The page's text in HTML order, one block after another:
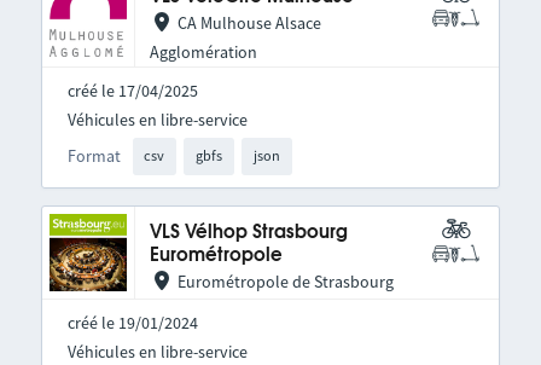
CA Mulhouse Alsace
Agglomération
créé le 17/04/2025
Format csv gbfs json
Véhicules en libre-service
VLS Vélhop Strasbourg
Eurométropole
Eurométropole de Strasbourg
créé le 19/01/2024
Véhicules en libre-service